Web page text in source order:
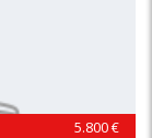
5.800 €